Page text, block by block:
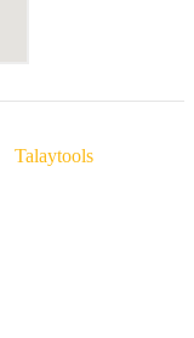
Talaytools